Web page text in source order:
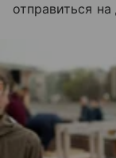
отправиться